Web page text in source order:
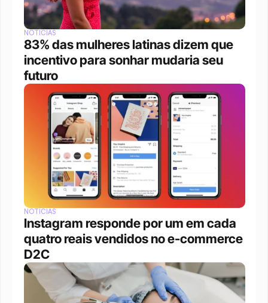
NOTÍCIAS
83% das mulheres latinas dizem que
incentivo para sonhar mudaria seu
futuro
NOTÍCIAS
Instagram responde por um em cada
quatro reais vendidos no e-commerce
D2C